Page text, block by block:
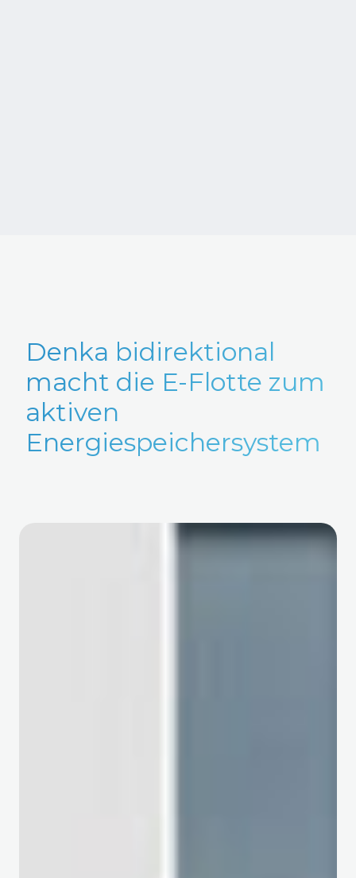
Denka bidirektional
macht die E-Flotte zum
aktiven
Energiespeichersystem